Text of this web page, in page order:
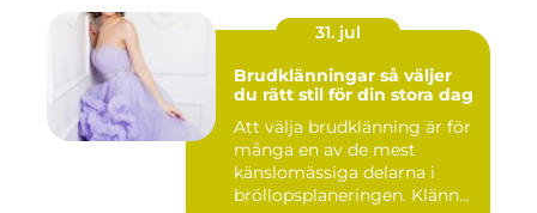
31. jul
Brudklänningar så väljer
du rätt stil för din stora dag
Att välja brudklänning är för
många en av de mest
känslomässiga delarna i
bröllopsplaneringen. Klänn...